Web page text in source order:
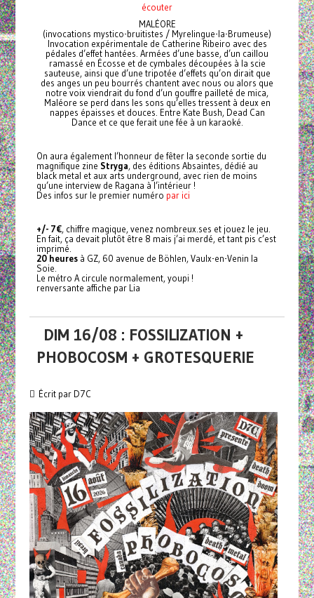
écouter
MALÉORE
(invocations mystico-bruitistes / Myrelingue-la-Brumeuse)
Invocation expérimentale de Catherine Ribeiro avec des
pédales d’effet hantées. Armées d’une basse, d’un caillou
ramassé en Écosse et de cymbales découpées à la scie
sauteuse, ainsi que d’une tripotée d’effets qu’on dirait que
des anges un peu bourrés chantent avec nous ou alors que
notre voix viendrait du fond d’un gouffre pailleté de mica,
Maléore se perd dans les sons qu’elles tressent à deux en
nappes épaisses et douces. Entre Kate Bush, Dead Can
Dance et ce que ferait une fée à un karaoké.
On aura également l’honneur de fêter la seconde sortie du
magnifique zine Stryga, des éditions Absaintes, dédié au
black metal et aux arts underground, avec rien de moins
qu’une interview de Ragana à l’intérieur !
Des infos sur le premier numéro par ici
+/- 7€, chiffre magique, venez nombreux.ses et jouez le jeu.
En fait, ça devait plutôt être 8 mais j’ai merdé, et tant pis c’est
imprimé.
20 heuresà GZ, 60 avenue de Böhlen, Vaulx-en-Venin la
Soie.
Le métro A circule normalement, youpi !
renversante affiche par Lia
DIM 16/08 : FOSSILIZATION +
PHOBOCOSM + GROTESQUERIE
Écrit par D7C